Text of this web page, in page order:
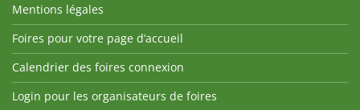
Mentions légales
Foires pour votre page d’accueil
Calendrier des foires connexion
Login pour les organisateurs de foires